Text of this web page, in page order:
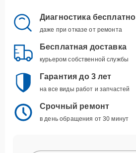
Диагностика бесплатно
даже при отказе от ремонта
Бесплатная доставка
курьером собственной службы
Гарантия до 3 лет
на все виды работ и запчастей
Срочный ремонт
в день обращения от 30 минут